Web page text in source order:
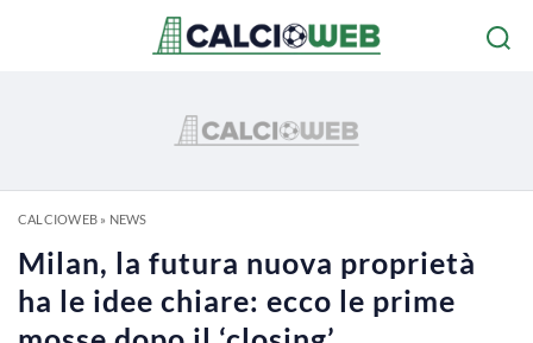
CALCIOWEB» NEWS
Milan, la futura nuova proprietà
ha le idee chiare: ecco le prime